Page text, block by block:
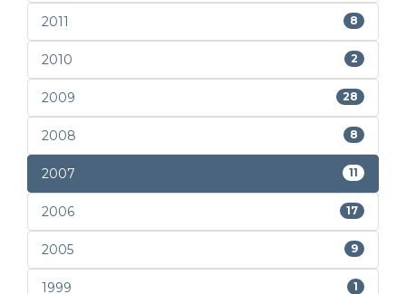
2011 8
2010 2
2009 28
2008 8
2007 11
2006 17
2005 9
1999 1